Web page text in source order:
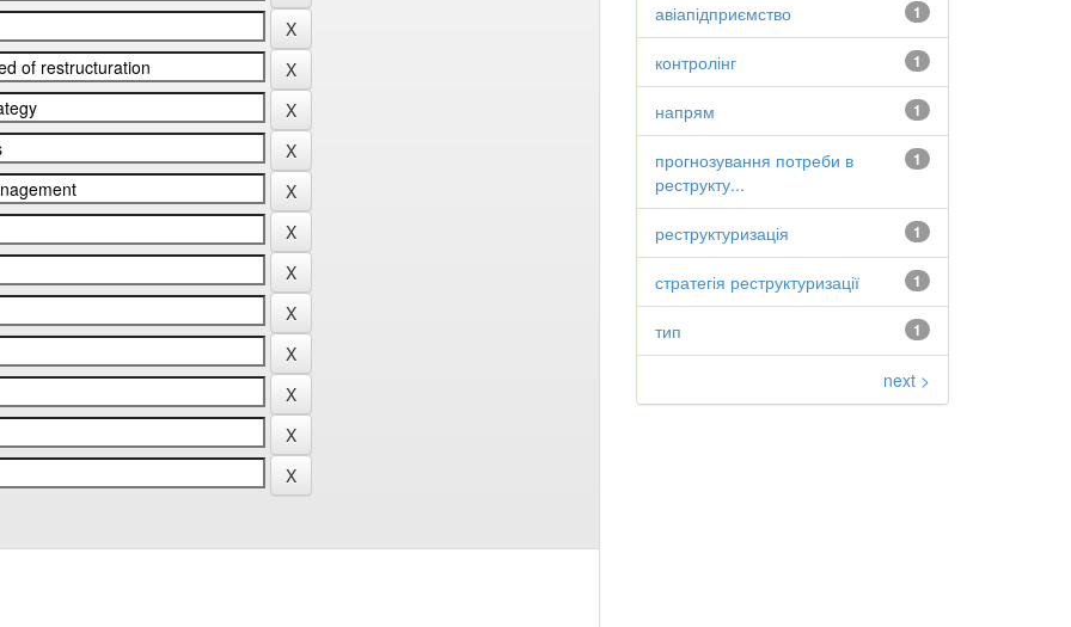
1
авіапідприємство
1
контролінг
1
напрям
1
прогнозування потреби в
реструкту...
1
реструктуризація
1
стратегія реструктуризації
1
тип
next >